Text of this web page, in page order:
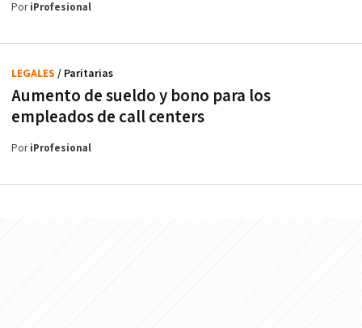
PoriProfesional
Aumento de sueldo y bono para los
empleados de call centers
LEGALES / Paritarias
PoriProfesional